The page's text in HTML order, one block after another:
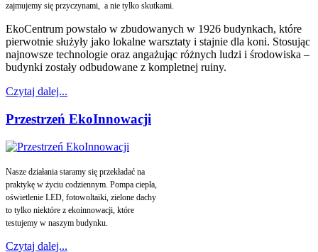
zajmujemy się przyczynami, a nie tylko skutkami.
EkoCentrum powstało w zbudowanych w 1926 budynkach, które
pierwotnie służyły jako lokalne warsztaty i stajnie dla koni. Stosując
najnowsze technologie oraz angażując różnych ludzi i środowiska –
budynki zostały odbudowane z kompletnej ruiny.
Czytaj dalej...
Przestrzeń EkoInnowacji
Nasze działania staramy się przekładać na
praktykę w życiu codziennym. Pompa ciepła,
oświetlenie LED, fotowoltaiki, zielone dachy
to tylko niektóre z ekoinnowacji, które
testujemy w naszym budynku.
Czytaj dalej...